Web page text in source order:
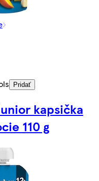
Pridať
kapsička
110 g